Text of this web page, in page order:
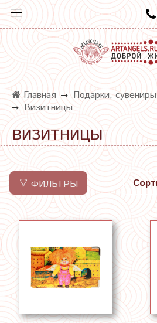
Главная Подарки, сувениры
Визитницы
ВИЗИТНИЦЫ
ФИЛЬТРЫ